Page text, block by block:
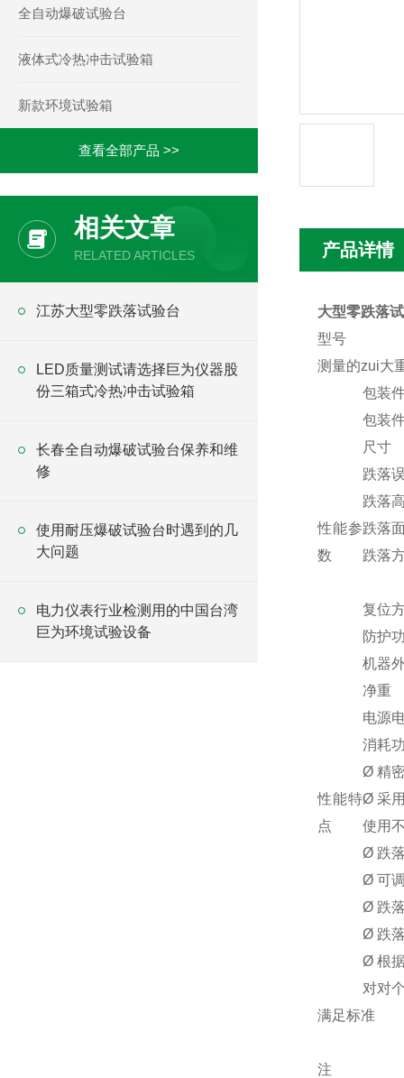
全自动爆破试验台
液体式冷热冲击试验箱
新款环境试验箱
查看全部产品 >>
相关文章
RELATED ARTICLES
江苏大型零跌落试验台
LED质量测试请选择巨为仪器股
份三箱式冷热冲击试验箱
长春全自动爆破试验台保养和维
修
使用耐压爆破试验台时遇到的几
大问题
电力仪表行业检测用的中国台湾
巨为环境试验设备
产品详情
大型零跌落
型号
测量的zui大
性能参
数
包装
包装
尺寸
跌落
跌落
跌落
跌落
复位
防护
机器
净重
电源
消耗
性能特
点
Ø 精
Ø 采
使用
Ø 跌
Ø 可
Ø 跌
Ø 跌
Ø 根
对对
满足标准
注